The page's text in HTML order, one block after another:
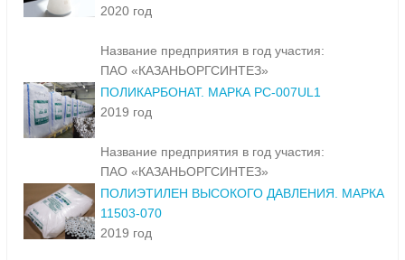
2020 год
Название предприятия в год участия:
ПАО «КАЗАНЬОРГСИНТЕЗ»
ПОЛИКАРБОНАТ. МАРКА PC-007UL1
2019 год
Название предприятия в год участия:
ПАО «КАЗАНЬОРГСИНТЕЗ»
ПОЛИЭТИЛЕН ВЫСОКОГО ДАВЛЕНИЯ. МАРКА
11503-070
2019 год